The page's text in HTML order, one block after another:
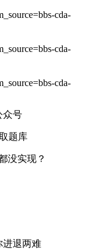
cda-
cda-
cda-
众号
题库
没实现？
进退两难